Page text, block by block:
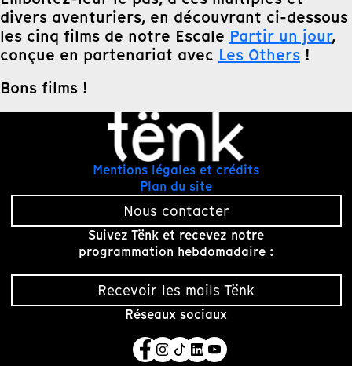
divers aventuriers, en découvrant ci-dessous
les cinq films de notre Escale Partir un jour,
conçue en partenariat avec Les Others !
Bons films !
Mentions légales et crédits
Plan du site
Nous contacter
Suivez Tënk et recevez notre
programmation hebdomadaire :
Recevoir les mails Tënk
Réseaux sociaux